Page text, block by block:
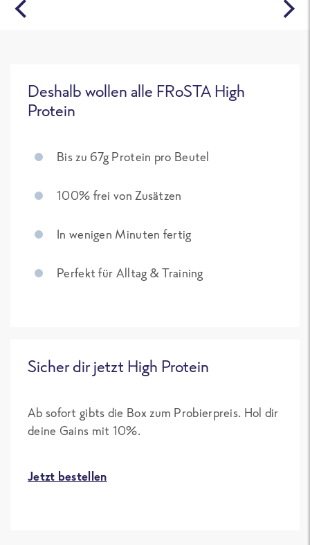
Deshalb wollen alle FRoSTA High
Protein
Bis zu 67g Protein pro Beutel
100% frei von Zusätzen
In wenigen Minuten fertig
Perfekt für Alltag & Training
Sicher dir jetzt High Protein
Ab sofort gibts die Box zum Probierpreis. Hol dir
deine Gains mit 10%.
Jetzt bestellen